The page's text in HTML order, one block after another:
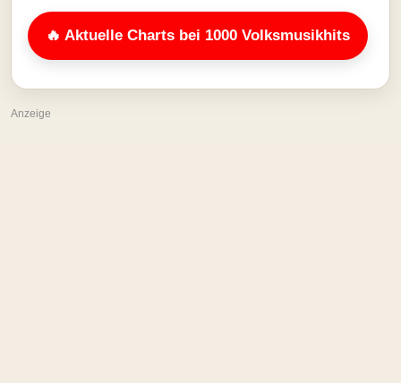
🔥 Aktuelle Charts bei 1000 Volksmusikhits
Anzeige